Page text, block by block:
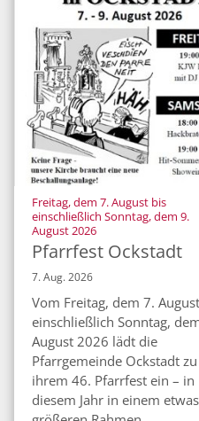
Freitag, dem 7. August bis
einschließlich Sonntag, dem 9.
August 2026:
Pfarrfest Ockstadt
7. Aug. 2026
Vom Freitag, dem 7.
einschließlich Sonntag,
August 2026 lädt die
Pfarrgemeinde Ockstadt zu
ihrem 46. Pfarrfest ein – in
diesem Jahr in einem etwas